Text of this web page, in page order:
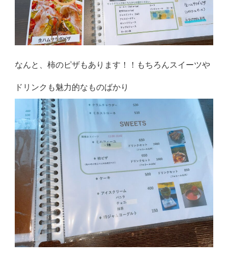
なんと、柿のピザもあります！！もちろんスイーツや
ドリンクも魅力的なものばかり